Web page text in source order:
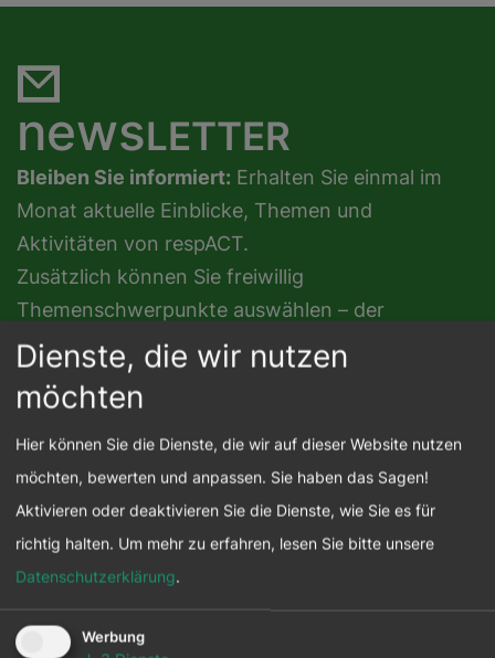
newsLETTER
Bleiben Sie informiert: Erhalten Sie einmal im
Monat aktuelle Einblicke, Themen und
Aktivitäten von respACT.
Zusätzlich können Sie freiwillig
Themenschwerpunkte auswählen – der
allgemeine Newsletter ist immer inkludiert.
Dienste, die wir nutzen
möchten
Hier können Sie die Dienste, die wir auf dieser Website nutzen
möchten, bewerten und anpassen. Sie haben das Sagen!
Aktivieren oder deaktivieren Sie die Dienste, wie Sie es für
richtig halten. Um mehr zu erfahren, lesen Sie bitte unsere
Datenschutzerklärung.
Werbung